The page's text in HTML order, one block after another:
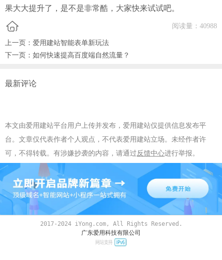
果大大提升了，是不是非常酷，大家快来试试吧。
阅读量： 40988
上一页： 爱用建站智能表单新玩法
下一页： 如何快速提高百度端自然流量？
最新评论
本文由爱用建站平台用户上传并发布，爱用建站仅提供信息发布平
台。文章仅代表作者个人观点，不代表爱用建站立场。未经作者许
可，不得转载。有涉嫌抄袭的内容，请通过 反馈中心进行举报。
2017-2024 iYong.com, All Rights Reserved.
广东爱用科技有限公司